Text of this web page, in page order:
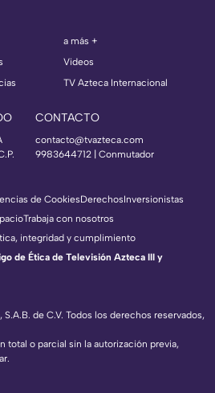
a más +
Videos
TV Azteca Internacional
CONTACTO
contacto@tvazteca.com
9983644712 | Conmutador
de C.V. Todos los derechos reservados,
total o parcial sin la autorización previa,
de CookiesDerechosInversionistas
Trabaja con nosotros
integridad y cumplimiento
de Ética de Televisión Azteca III y